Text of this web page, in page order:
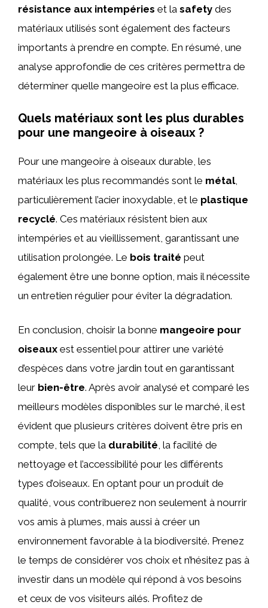
résistance aux intempéries et la safety des
matériaux utilisés sont également des facteurs
importants à prendre en compte. En résumé, une
analyse approfondie de ces critères permettra de
déterminer quelle mangeoire est la plus efficace.
Quels matériaux sont les plus durables
pour une mangeoire à oiseaux ?
Pour une mangeoire à oiseaux durable, les
matériaux les plus recommandés sont le métal,
particulièrement l’acier inoxydable, et le plastique
recyclé. Ces matériaux résistent bien aux
intempéries et au vieillissement, garantissant une
utilisation prolongée. Le bois traité peut
également être une bonne option, mais il nécessite
un entretien régulier pour éviter la dégradation.
En conclusion, choisir la bonne mangeoire pour
oiseaux est essentiel pour attirer une variété
d’espèces dans votre jardin tout en garantissant
leur bien-être. Après avoir analysé et comparé les
meilleurs modèles disponibles sur le marché, il est
évident que plusieurs critères doivent être pris en
compte, tels que la durabilité, la facilité de
nettoyage et l’accessibilité pour les différents
types d’oiseaux. En optant pour un produit de
qualité, vous contribuerez non seulement à nourrir
vos amis à plumes, mais aussi à créer un
environnement favorable à la biodiversité. Prenez
le temps de considérer vos choix et n’hésitez pas à
investir dans un modèle qui répond à vos besoins
et ceux de vos visiteurs ailés. Profitez de